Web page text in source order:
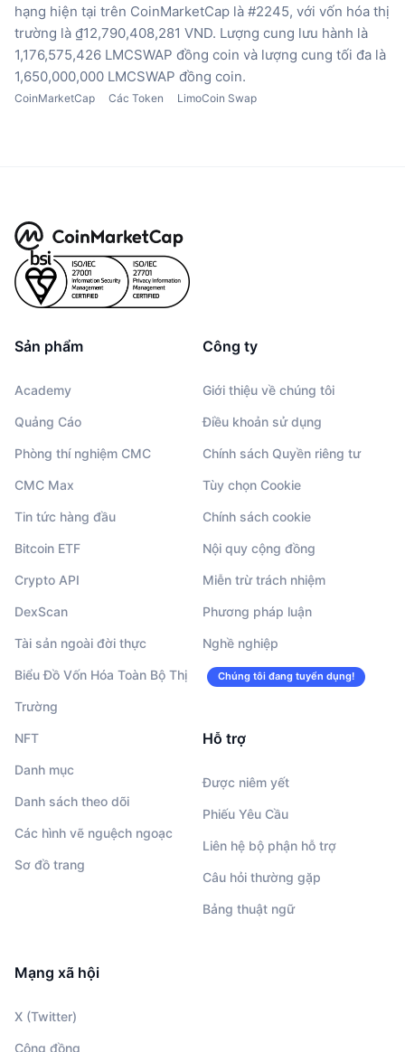
hạng hiện tại trên CoinMarketCap là #2245, với vốn hóa thị
trường là ₫12,790,408,281 VND. Lượng cung lưu hành là
1,176,575,426 LMCSWAP đồng coin và lượng cung tối đa là
1,650,000,000 LMCSWAP đồng coin.
CoinMarketCap Các Token LimoCoin Swap
Sản phẩm
Academy
Quảng Cáo
Phòng thí nghiệm CMC
CMC Max
Tin tức hàng đầu
Bitcoin ETF
Crypto API
DexScan
Tài sản ngoài đời thực
Biểu Đồ Vốn Hóa Toàn Bộ Thị
Trường
NFT
Danh mục
Danh sách theo dõi
Các hình vẽ nguệch ngoạc
Sơ đồ trang
Công ty
Giới thiệu về chúng tôi
Điều khoản sử dụng
Chính sách Quyền riêng tư
Tùy chọn Cookie
Chính sách cookie
Nội quy cộng đồng
Miễn trừ trách nhiệm
Phương pháp luận
Nghề nghiệp
Chúng tôi đang tuyển dụng!
Hỗ trợ
Được niêm yết
Phiếu Yêu Cầu
Liên hệ bộ phận hỗ trợ
Câu hỏi thường gặp
Bảng thuật ngữ
Mạng xã hội
X (Twitter)
Cộng đồng